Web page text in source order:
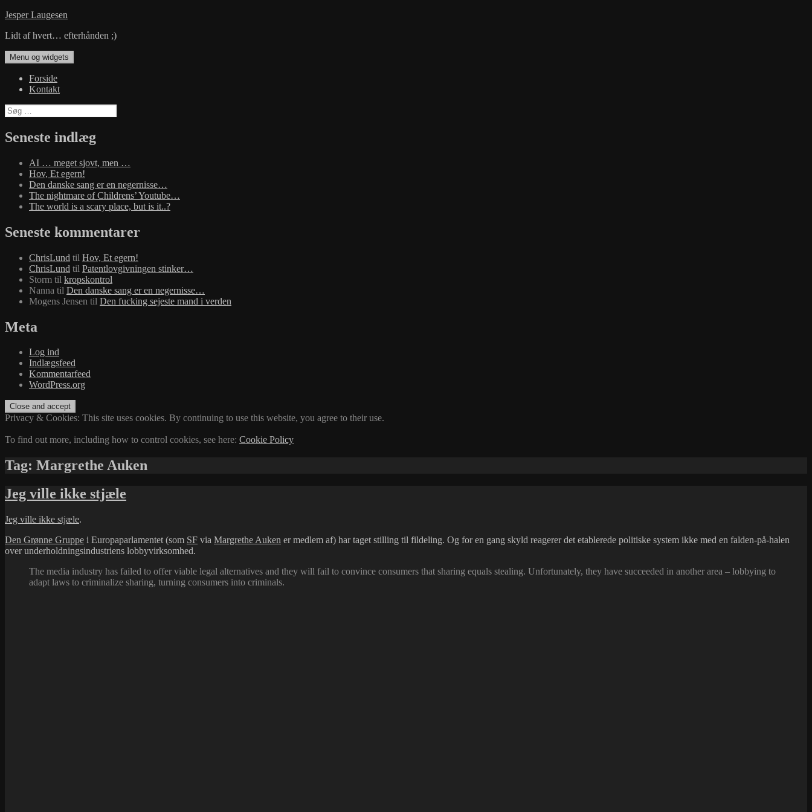
Hop
indhold
Jesper Laugesen
Lidt af hvert… efterhånden ;)
Menu og widgets
Forside
Kontakt
Søg
efter:
Seneste indlæg
AI … meget sjovt, men …
Hov, Et egern!
Den danske sang er en negernisse…
The nightmare of Childrens’ Youtube…
The world is a scary place, but is it..?
Seneste kommentarer
ChrisLund til Hov, Et egern!
ChrisLund til Patentlovgivningen stinker…
Storm til kropskontrol
Nanna til Den danske sang er en negernisse…
Mogens Jensen til Den fucking sejeste mand i verden
Meta
Log ind
Indlægsfeed
Kommentarfeed
WordPress.org
Privacy & Cookies: This site uses cookies. By continuing to use this website, you agree to their use.
To find out more, including how to control cookies, see here: Cookie Policy
Tag: Margrethe Auken
Jeg ville ikke stjæle
Jeg ville ikke stjæle.
Den Grønne Gruppe i Europaparlamentet (som SF via Margrethe Auken er medlem af) har taget stilling til fildeling. Og for en gang skyld reagerer det etablerede politiske system ikke med en falden-på-halen
over underholdningsindustriens lobbyvirksomhed.
The media industry has failed to offer viable legal alternatives and they will fail to convince consumers that sharing equals stealing. Unfortunately, they have succeeded in another area – lobbying to
adapt laws to criminalize sharing, turning consumers into criminals.